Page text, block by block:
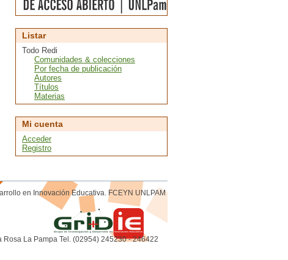
Listar
Todo Redi
Comunidades & colecciones
Por fecha de publicación
Autores
Títulos
Materias
Mi cuenta
Acceder
Registro
en Innovación Educativa. FCEYN UNLPAM
Rosa La Pampa Tel. (02954) 245230 - 246422